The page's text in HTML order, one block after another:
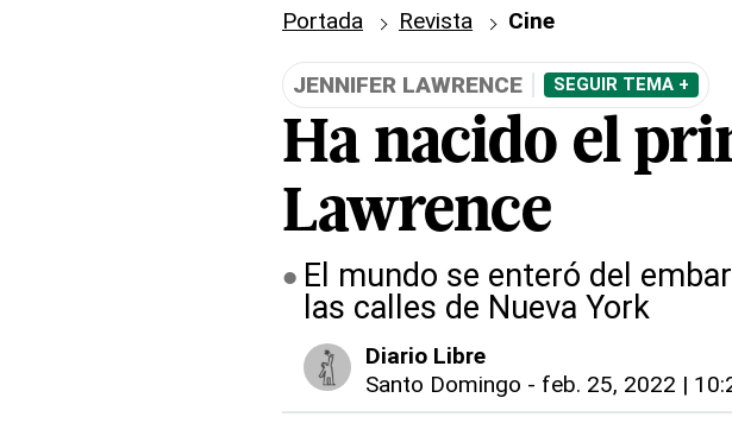
Portada Revista Cine
JENNIFER LAWRENCE SEGUIR TEMA +
Ha nacido el
Lawrence
El mundo se enteró del
las calles de Nueva York
Diario Libre
Santo Domingo - feb. 25, 2022 |